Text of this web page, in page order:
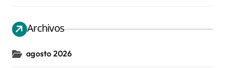
Archivos
agosto 2026